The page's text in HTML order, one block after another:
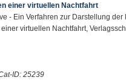
einer virtuellen Nachtfahrt
- Ein Verfahren zur Darstellung
virtuellen Nachtfahrt,
ID:25239